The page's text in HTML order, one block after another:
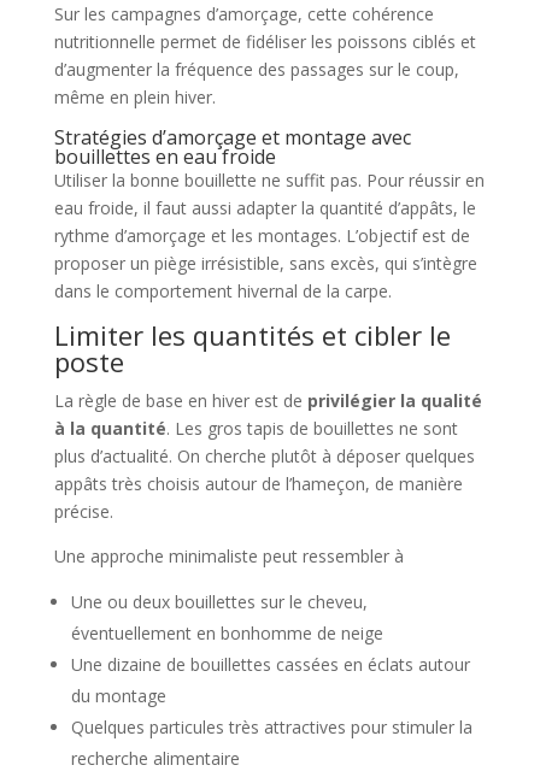
Sur les campagnes d’amorçage, cette cohérence
nutritionnelle permet de fidéliser les poissons ciblés et
d’augmenter la fréquence des passages sur le coup,
même en plein hiver.
Stratégies d’amorçage et montage avec
bouillettes en eau froide
Utiliser la bonne bouillette ne suffit pas. Pour réussir en
eau froide, il faut aussi adapter la quantité d’appâts, le
rythme d’amorçage et les montages. L’objectif est de
proposer un piège irrésistible, sans excès, qui s’intègre
dans le comportement hivernal de la carpe.
Limiter les quantités et cibler le
poste
La règle de base en hiver est de privilégier la qualité
à la quantité. Les gros tapis de bouillettes ne sont
plus d’actualité. On cherche plutôt à déposer quelques
appâts très choisis autour de l’hameçon, de manière
précise.
Une approche minimaliste peut ressembler à
Une ou deux bouillettes sur le cheveu,
éventuellement en bonhomme de neige
Une dizaine de bouillettes cassées en éclats autour
du montage
Quelques particules très attractives pour stimuler la
recherche alimentaire